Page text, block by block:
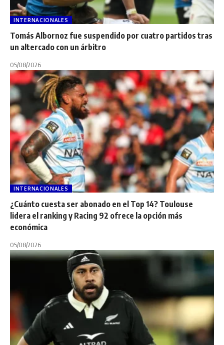
INTERNACIONALES
Tomás Albornoz fue suspendido por cuatro partidos tras
un altercado con un árbitro
05/08/2026
INTERNACIONALES
¿Cuánto cuesta ser abonado en el Top 14? Toulouse
lidera el ranking y Racing 92 ofrece la opción más
económica
05/08/2026